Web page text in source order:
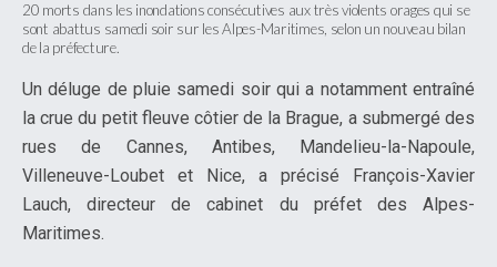
20 morts dans les inondations consécutives aux très violents orages qui se
sont abattus samedi soir sur les Alpes-Maritimes, selon un nouveau bilan
de la préfecture.
Un déluge de pluie samedi soir qui a notamment entraîné
la crue du petit fleuve côtier de la Brague, a submergé des
rues de Cannes, Antibes, Mandelieu-la-Napoule,
Villeneuve-Loubet et Nice, a précisé François-Xavier
Lauch, directeur de cabinet du préfet des Alpes-
Maritimes.